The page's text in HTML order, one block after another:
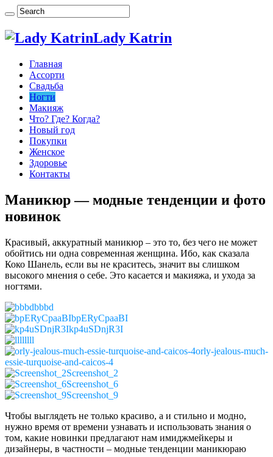
Lady Katrin
Главная
Ассорти
Свадьба
Ногти
Макияж
Что? Где? Когда?
Новый год
Покупки
Женское
Здоровье
Контакты
Маникюр — модные тенденции и фото
новинок
Красивый, аккуратный маникюр – это то, без чего не может
обойтись ни одна современная женщина. Ибо, как сказала
Коко Шанель, если вы не краситесь, значит вы слишком
высокого мнения о себе. Это касается и макияжа, и ухода за
ногтями.
bbbd
bpERyCpaaBI
kp4uSDnjR3I
llll
orly-jealous-much-
essie-turquoise-and-caicos-4
Screenshot_2
Screenshot_6
Screenshot_9
Чтобы выглядеть не только красиво, а и стильно и модно,
нужно время от времени узнавать и использовать знания о
том, какие новинки предлагают нам имиджмейкеры и
дизайнеры, в частности – модные тенденции маникюраю